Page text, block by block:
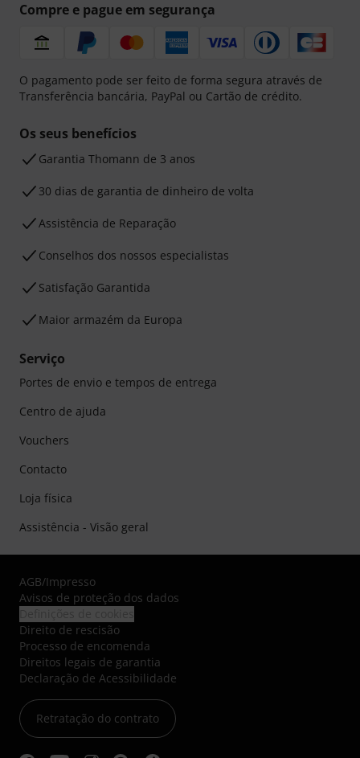
Compre e pague em segurança
O pagamento pode ser feito de forma segura através de
Transferência bancária, PayPal ou Cartão de crédito.
Os seus benefícios
Garantia Thomann de 3 anos
30 dias de garantia de dinheiro de volta
Assistência de Reparação
Conselhos dos nossos especialistas
Satisfação Garantida
Maior armazém da Europa
Serviço
Portes de envio e tempos de entrega
Centro de ajuda
Vouchers
Contacto
Loja física
Assistência - Visão geral
AGB/Impresso
Avisos de proteção dos dados
Direito de rescisão
Processo de encomenda
Direitos legais de garantia
Declaração de Acessibilidade
Retratação do contrato